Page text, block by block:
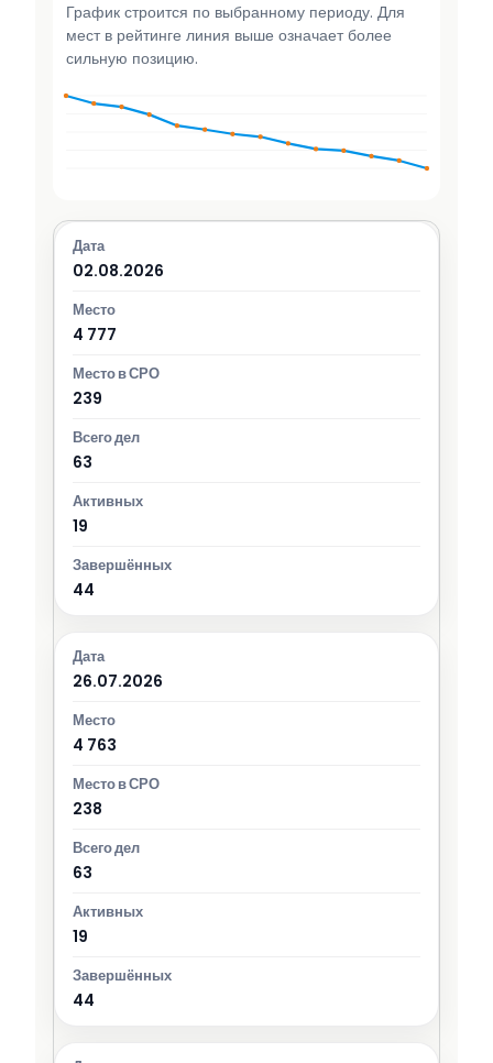
График строится по выбранному периоду. Для
мест в рейтинге линия выше означает более
сильную позицию.
02.08.2026
4 777
239
63
19
44
26.07.2026
4 763
238
63
19
44